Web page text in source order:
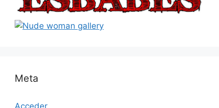
Meta
Acceder